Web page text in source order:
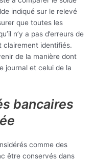
indiqué sur le relevé
que toutes les
n’y a pas d’erreurs de
clairement identifiés.
de la manière dont
journal et celui de la
bancaires
comme des
être conservés dans